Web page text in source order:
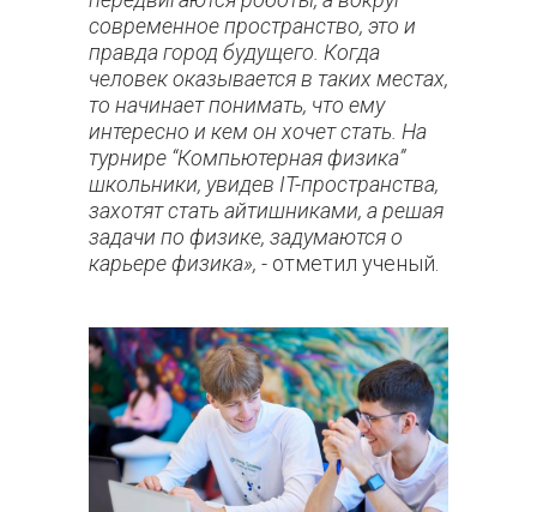
современное пространство, это и
правда город будущего. Когда
человек оказывается в таких местах,
то начинает понимать, что ему
интересно и кем он хочет стать. На
турнире “Компьютерная физика”
школьники, увидев IT-пространства,
захотят стать айтишниками, а решая
задачи по физике, задумаются о
карьере физика», - отметил ученый.